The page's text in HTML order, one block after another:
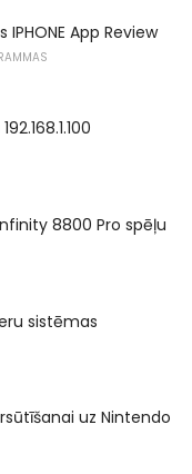
App Review
8800 Pro spēļu
sistēmas
uz Nintendo